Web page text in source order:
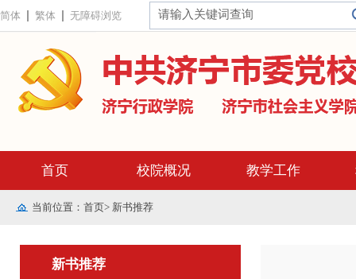
简体 繁体 无障碍浏览
首页 校院概况 教学工作
当前位置： 首页> 新书推荐
新书推荐